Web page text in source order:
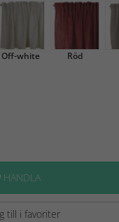
Off-white Röd
HANDLA
till i favoriter